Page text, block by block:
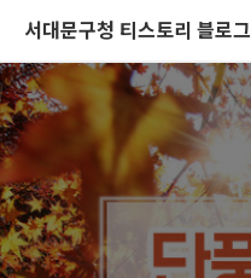
서대문구청 티스토리 블로그